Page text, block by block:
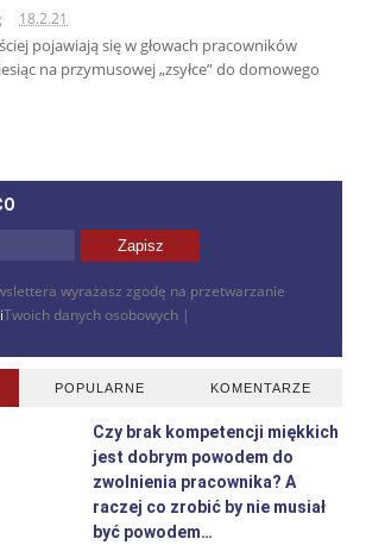
18.2.21
pojawiają się w głowach pracowników
na przymusowej „zsyłce” do domowego
wyrażasz zgodę na przetwarzanie
Twoich danych osobowych |
POPULARNE KOMENTARZE
Czy brak kompetencji miękkich
jest dobrym powodem do
zwolnienia pracownika? A
raczej co zrobić by nie musiał
być powodem…